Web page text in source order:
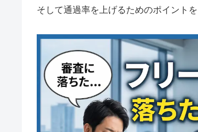
そして通過率を上げるためのポイントを